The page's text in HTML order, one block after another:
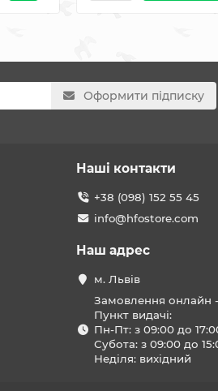
Оформити підписку
Наші контакти
+38 (098) 152 55 45
info@hfostore.com
Наш адрес
м. Львів
Замовлення онлайн
Пункт видачі:
Пн-Пт: з 09:00 до
Субота: з 09:00 до
Неділя: вихідний